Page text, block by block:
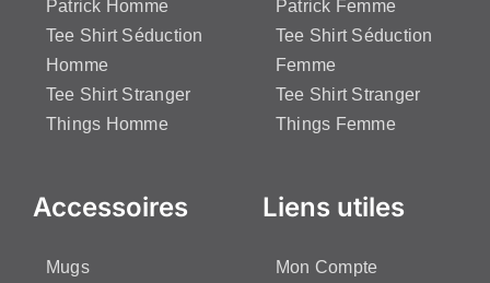
Patrick Homme
Tee Shirt Séduction
Homme
Tee Shirt Stranger
Things Homme
Patrick Femme
Tee Shirt Séduction
Femme
Tee Shirt Stranger
Things Femme
Accessoires
Mugs
Liens utiles
Mon Compte